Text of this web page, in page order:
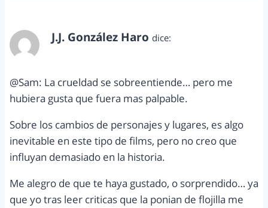
J.J. González Haro dice:
@Sam: La crueldad se sobreentiende… pero me
hubiera gusta que fuera mas palpable.
Sobre los cambios de personajes y lugares, es algo
inevitable en este tipo de films, pero no creo que
influyan demasiado en la historia.
Me alegro de que te haya gustado, o sorprendido… ya
que yo tras leer criticas que la ponian de flojilla me